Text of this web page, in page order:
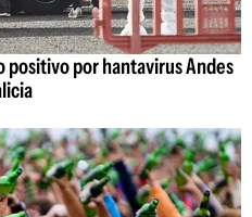
por hantavirus Andes